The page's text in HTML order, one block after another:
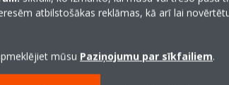
atbilstošākas reklāmas, kā arī lai
mūsu Paziņojumu par sīkfailiem.